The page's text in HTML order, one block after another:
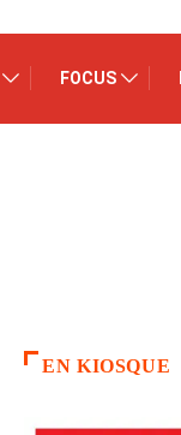
FOCUS
EN KIOSQUE